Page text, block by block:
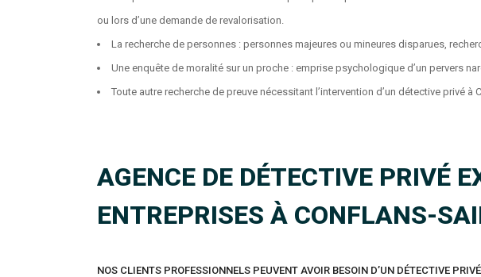
ou lors d’une demande de revalorisation.
La recherche de personnes : personnes majeures ou mineures disparues,
Une enquête de moralité sur un proche : emprise psychologique d’un pervers
Toute autre recherche de preuve nécessitant l’intervention d’un détective privé
AGENCE DE DÉTECTIVE PRIVÉ
ENTREPRISES À CONFLANS-
NOS CLIENTS PROFESSIONNELS PEUVENT AVOIR BESOIN D’UN DÉTECTIVE